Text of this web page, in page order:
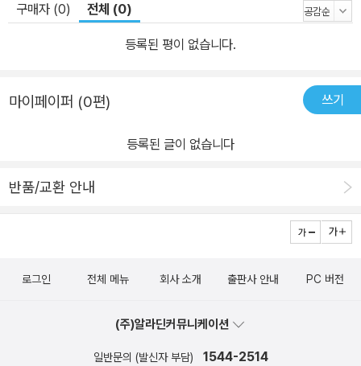
구매자 (0) 전체 (0)
등록된 평이 없습니다.
마이페이퍼 (0편) 쓰기
등록된 글이 없습니다
반품/교환 안내
로그인 전체 메뉴 회사 소개 출판사 안내 PC 버전
(주)알라딘커뮤니케이션
일반문의 (발신자 부담) 1544-2514